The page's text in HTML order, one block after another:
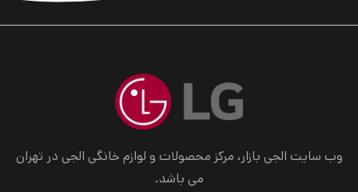
وب سایت الجی بازار، مرکز محصولات و لوازم خانگی الجی در تهران
می باشد.